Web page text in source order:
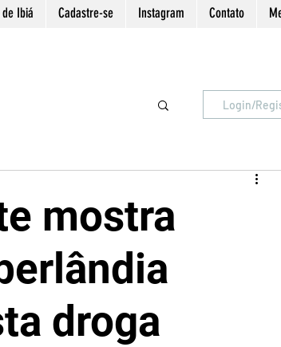
Ibiá Cadastre-se Instagram Contato
Login/
mostra
droga